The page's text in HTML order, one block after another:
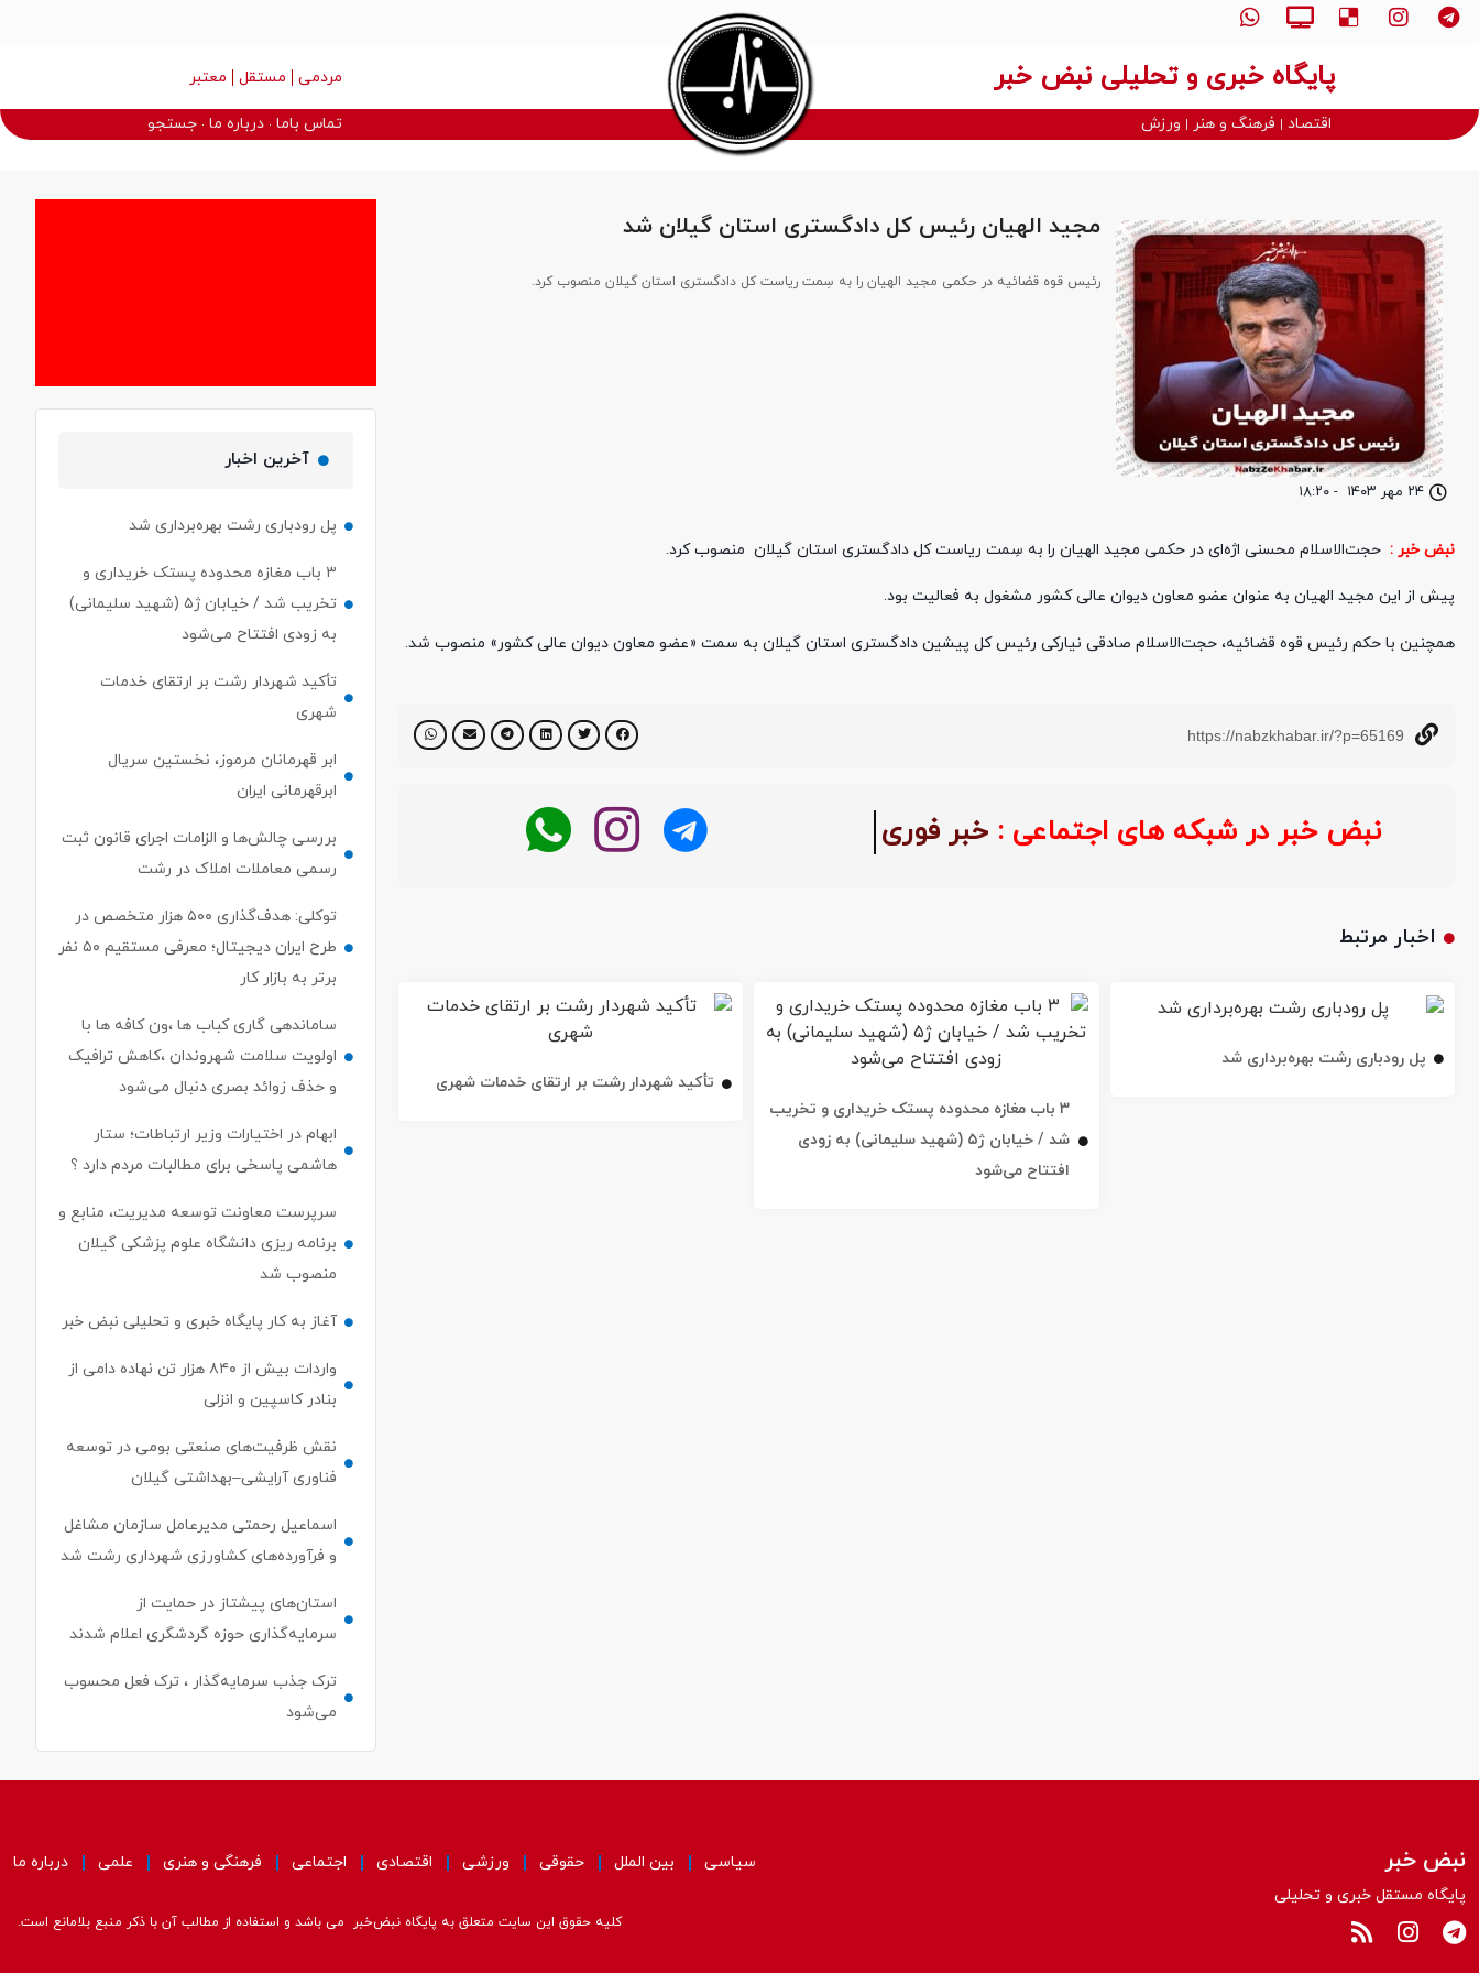
پایگاه خبری و تحلیلی نبض خبر مردمی مستقل معتبر
اقتصاد فرهنگ و هنر ورزش تماس باما درباره ما جستجو
۲۴ مهر ۱۴۰۳ - ۱۸:۲۰
مجید الهیان رئیس کل دادگستری استان گیلان شد
رئیس قوه قضائیه در حکمی مجید الهیان را به سِمت ریاست کل دادگستری استان گیلان منصوب کرد.
نبض خبر : حجت‌الاسلام محسنی اژه‌ای در حکمی مجید الهیان را به سِمت ریاست کل دادگستری استان گیلان منصوب کرد.
پیش از این مجید الهیان به عنوان عضو معاون دیوان عالی کشور مشغول به فعالیت بود.
همچنین با حکم رئیس قوه قضائیه، حجت‌الاسلام صادقی نیارکی رئیس کل پیشین دادگستری استان گیلان به سمت «عضو معاون دیوان عالی کشور» منصوب شد.
https://nabzkhabar.ir/?p=65169
نبض خبر در شبکه های اجتماعی : خبر فوری
اخبار مرتبط
پل رودباری رشت بهره‌برداری شد
۳ باب مغازه محدوده پستک خریداری و تخریب
شد / خیابان ژ۵ (شهید سلیمانی) به زودی
افتتاح می‌شود
تأکید شهردار رشت بر ارتقای خدمات شهری
آخرین اخبار
پل رودباری رشت بهره‌برداری شد
۳ باب مغازه محدوده پستک خریداری و
تخریب شد / خیابان ژ۵ (شهید سلیمانی)
به زودی افتتاح می‌شود
تأکید شهردار رشت بر ارتقای خدمات
شهری
ابر قهرمانان مرموز، نخستین سریال
ابرقهرمانی ایران
بررسی چالش‌ها و الزامات اجرای قانون ثبت
رسمی معاملات املاک در رشت
توکلی: هدف‌گذاری ۵۰۰ هزار متخصص در
طرح ایران دیجیتال؛ معرفی مستقیم ۵۰ نفر
برتر به بازار کار
ساماندهی گاری کباب ها ،ون کافه ها با
اولویت سلامت شهروندان ،کاهش ترافیک
و حذف زوائد بصری دنبال می‌شود
ابهام در اختیارات وزیر ارتباطات؛ ستار
هاشمی پاسخی برای مطالبات مردم دارد ؟
سرپرست معاونت توسعه مدیریت، منابع و
برنامه ریزی دانشگاه علوم پزشکی گیلان
منصوب شد
آغاز به کار پایگاه خبری و تحلیلی نبض خبر
واردات بیش از ۸۴۰ هزار تن نهاده دامی از
بنادر كاسپین و انزلی
نقش ظرفیت‌های صنعتی بومی در توسعه
فناوری آرایشی–بهداشتی گیلان
اسماعیل رحمتی مدیرعامل سازمان مشاغل
و فرآورده‌های کشاورزی شهرداری رشت شد
استان‌های پیشتاز در حمایت از
سرمایه‌گذاری حوزه گردشگری اعلام شدند
ترک جذب سرمایه‌گذار ، ترک فعل محسوب
می‌شود
نبض خبر
پایگاه مستقل خبری و تحلیلی
سیاسی بین الملل حقوقی ورزشی اقتصادی اجتماعی فرهنگی و هنری علمی درباره ما
کلیه حقوق این سایت متعلق به پایگاه نبض‌خبر می باشد و استفاده از مطالب آن با ذکر منبع بلامانع است.